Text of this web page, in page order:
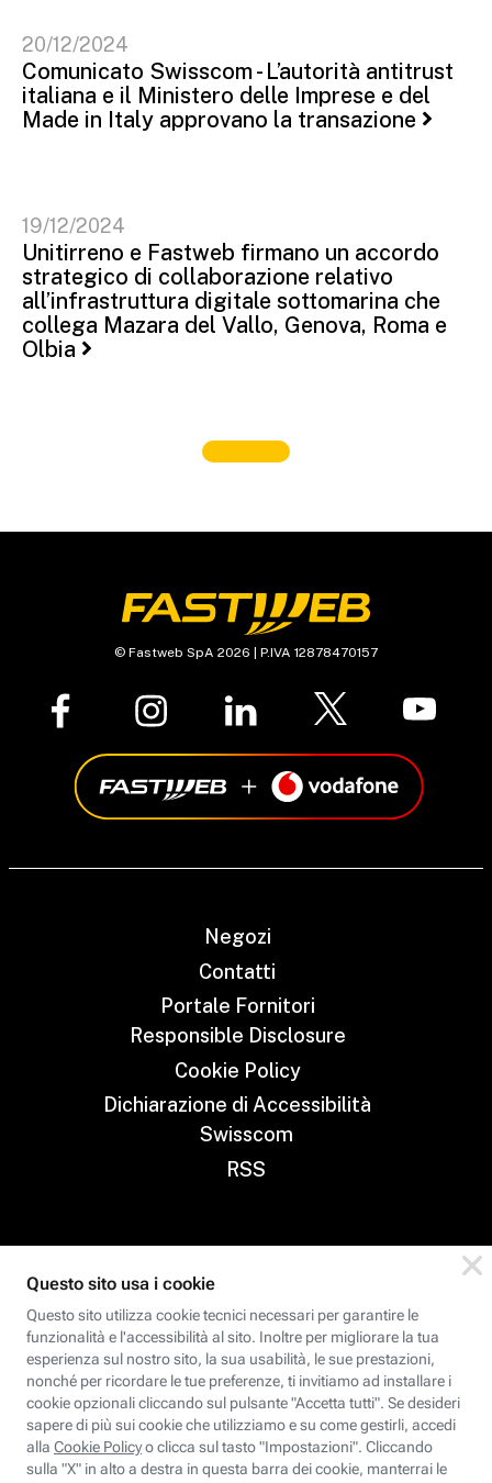
20/12/2024
Comunicato Swisscom - L’autorità antitrust
italiana e il Ministero delle Imprese e del
Made in Italy approvano la transazione
19/12/2024
Unitirreno e Fastweb firmano un accordo
strategico di collaborazione relativo
all’infrastruttura digitale sottomarina che
collega Mazara del Vallo, Genova, Roma e
Olbia
© Fastweb SpA 2026 | P.IVA 12878470157
Negozi
Contatti
Portale Fornitori
Responsible Disclosure
Cookie Policy
Dichiarazione di Accessibilità
Swisscom
RSS